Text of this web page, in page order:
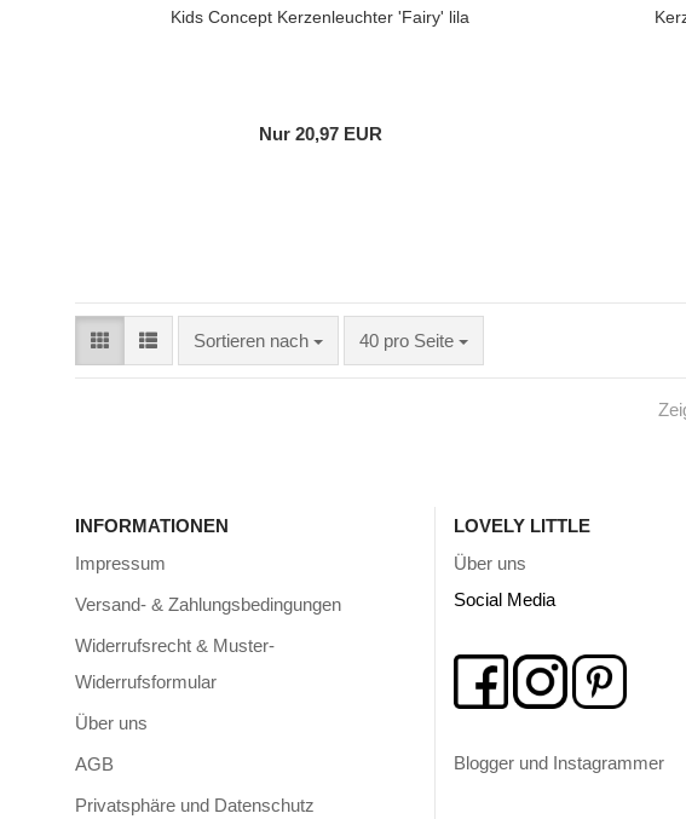
Kids Concept Kerzenleuchter 'Fairy' lila
Nur 20,97 EUR
Sortieren nach 40 pro Seite
INFORMATIONEN
Impressum
Versand- & Zahlungsbedingungen
Widerrufsrecht & Muster-
Widerrufsformular
Über uns
AGB
Privatsphäre und Datenschutz
LOVELY LITTLE
Über uns
Social Media
Blogger und Instagrammer